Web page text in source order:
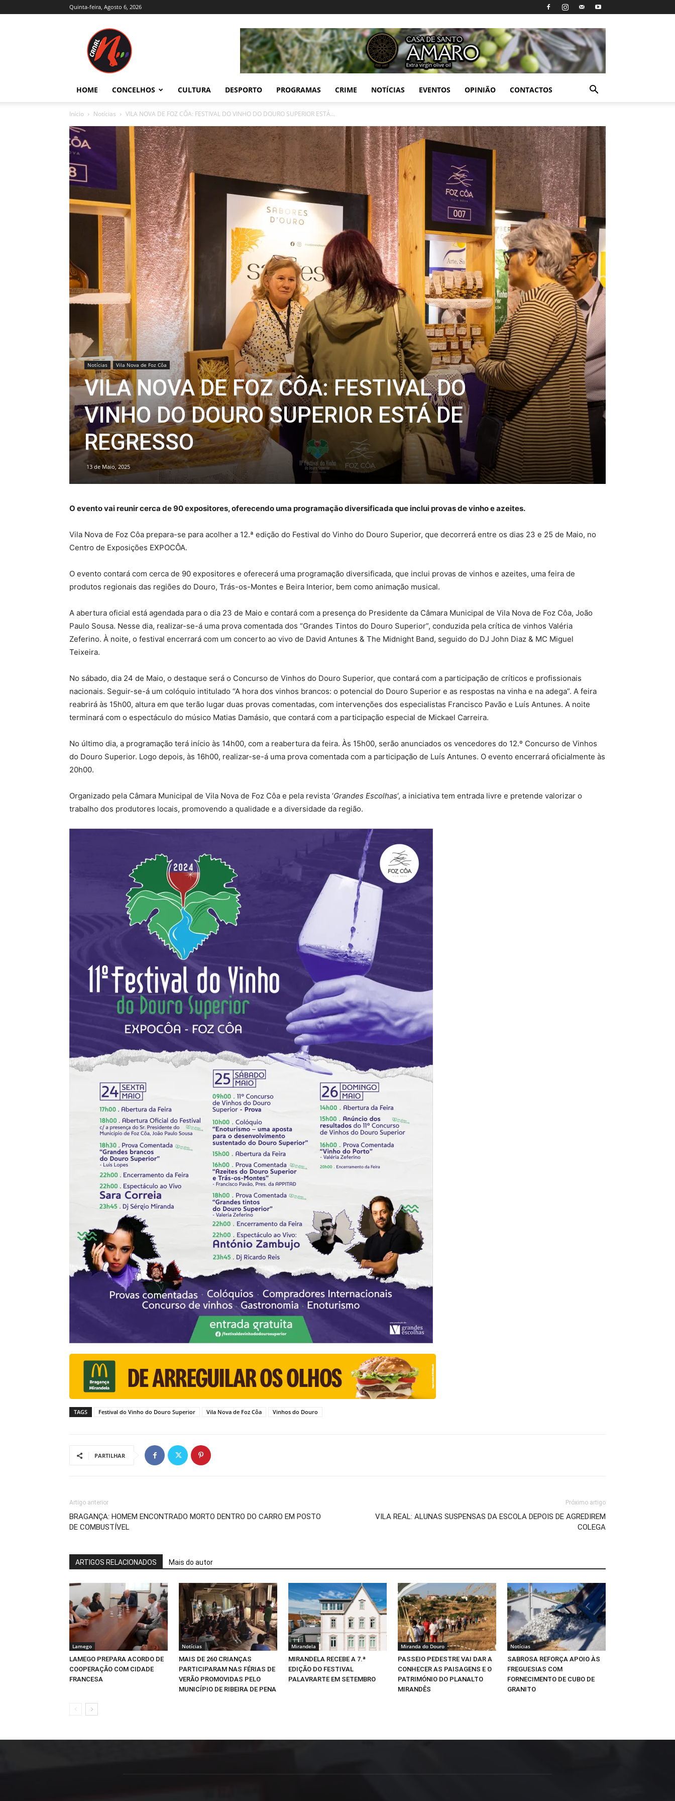
Quinta-feira, Agosto 6, 2026
Trás-
e
Alto
Douro
HOME CONCELHOS CULTURA DESPORTO PROGRAMAS CRIME NOTÍCIAS EVENTOS OPINIÃO CONTACTOS
Início Notícias VILA NOVA DE FOZ CÔA: FESTIVAL DO VINHO DO DOURO SUPERIOR ESTÁ...
Notícias Vila Nova de Foz Côa
VILA NOVA DE FOZ CÔA: FESTIVAL DO
VINHO DO DOURO SUPERIOR ESTÁ DE
REGRESSO
13 de Maio, 2025
O evento vai reunir cerca de 90 expositores, oferecendo uma programação diversificada que inclui provas de vinho e azeites.
Vila Nova de Foz Côa prepara-se para acolher a 12.ª edição do Festival do Vinho do Douro Superior, que decorrerá entre os dias 23 e 25 de Maio, no
Centro de Exposições EXPOCÔA.
O evento contará com cerca de 90 expositores e oferecerá uma programação diversificada, que inclui provas de vinhos e azeites, uma feira de
produtos regionais das regiões do Douro, Trás-os-Montes e Beira Interior, bem como animação musical.
A abertura oficial está agendada para o dia 23 de Maio e contará com a presença do Presidente da Câmara Municipal de Vila Nova de Foz Côa, João
Paulo Sousa. Nesse dia, realizar-se-á uma prova comentada dos “Grandes Tintos do Douro Superior”, conduzida pela crítica de vinhos Valéria
Zeferino. À noite, o festival encerrará com um concerto ao vivo de David Antunes & The Midnight Band, seguido do DJ John Diaz & MC Miguel
Teixeira.
No sábado, dia 24 de Maio, o destaque será o Concurso de Vinhos do Douro Superior, que contará com a participação de críticos e profissionais
nacionais. Seguir-se-á um colóquio intitulado “A hora dos vinhos brancos: o potencial do Douro Superior e as respostas na vinha e na adega”. A feira
reabrirá às 15h00, altura em que terão lugar duas provas comentadas, com intervenções dos especialistas Francisco Pavão e Luís Antunes. A noite
terminará com o espectáculo do músico Matias Damásio, que contará com a participação especial de Mickael Carreira.
No último dia, a programação terá início às 14h00, com a reabertura da feira. Às 15h00, serão anunciados os vencedores do 12.º Concurso de Vinhos
do Douro Superior. Logo depois, às 16h00, realizar-se-á uma prova comentada com a participação de Luís Antunes. O evento encerrará oficialmente às
20h00.
Organizado pela Câmara Municipal de Vila Nova de Foz Côa e pela revista ‘Grandes Escolhas‘, a iniciativa tem entrada livre e pretende valorizar o
trabalho dos produtores locais, promovendo a qualidade e a diversidade da região.
TAGS Festival do Vinho do Douro Superior Vila Nova de Foz Côa Vinhos do Douro
PARTILHAR
Artigo anterior
BRAGANÇA: HOMEM ENCONTRADO MORTO DENTRO DO CARRO EM POSTO
DE COMBUSTÍVEL
Próximo artigo
VILA REAL: ALUNAS SUSPENSAS DA ESCOLA DEPOIS DE AGREDIREM
COLEGA
ARTIGOS RELACIONADOS Mais do autor
Lamego
LAMEGO PREPARA ACORDO DE
COOPERAÇÃO COM CIDADE
FRANCESA
Notícias
MAIS DE 260 CRIANÇAS
PARTICIPARAM NAS FÉRIAS DE
VERÃO PROMOVIDAS PELO
MUNICÍPIO DE RIBEIRA DE PENA
Mirandela
MIRANDELA RECEBE A 7.ª
EDIÇÃO DO FESTIVAL
PALAVRARTE EM SETEMBRO
Miranda do Douro
PASSEIO PEDESTRE VAI DAR A
CONHECER AS PAISAGENS E O
PATRIMÓNIO DO PLANALTO
MIRANDÊS
Notícias
SABROSA REFORÇA APOIO ÀS
FREGUESIAS COM
FORNECIMENTO DE CUBO DE
GRANITO